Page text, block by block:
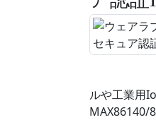
ルや工業用
MAX86140/